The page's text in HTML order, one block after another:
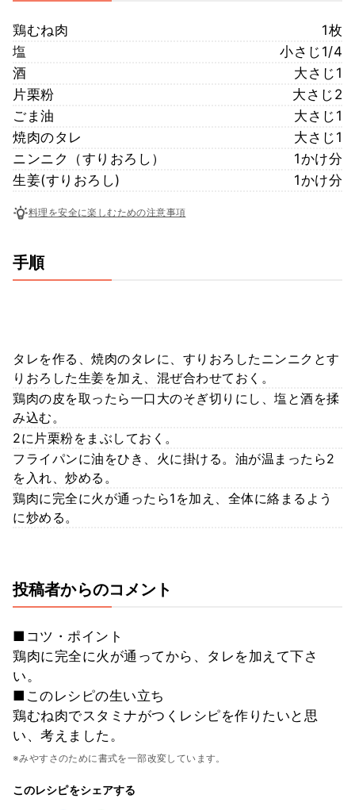
鶏むね肉
1枚
塩
小さじ1/4
酒
大さじ1
片栗粉
大さじ2
ごま油
大さじ1
焼肉のタレ
大さじ1
ニンニク（すりおろし）
1かけ分
生姜(すりおろし)
1かけ分
料理を安全に楽しむための注意事項
手順
タレを作る、焼肉のタレに、すりおろしたニンニクとす
りおろした生姜を加え、混ぜ合わせておく。
鶏肉の皮を取ったら一口大のそぎ切りにし、塩と酒を揉
み込む。
2に片栗粉をまぶしておく。
フライパンに油をひき、火に掛ける。油が温まったら2
を入れ、炒める。
鶏肉に完全に火が通ったら1を加え、全体に絡まるよう
に炒める。
投稿者からのコメント
■コツ・ポイント
鶏肉に完全に火が通ってから、タレを加えて下さ
い。
■このレシピの生い立ち
鶏むね肉でスタミナがつくレシピを作りたいと思
い、考えました。
※みやすさのために書式を一部改変しています。
このレシピをシェアする